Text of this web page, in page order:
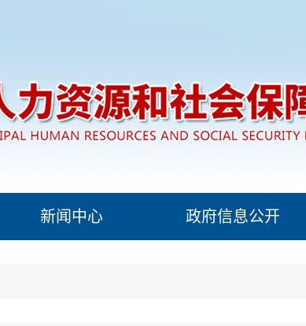
新闻中心 政府信息公开